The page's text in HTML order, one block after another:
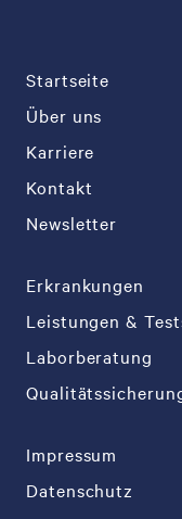
Startseite
Über uns
Karriere
Kontakt
Newsletter
Erkrankungen
Leistungen &
Laborberatung
Impressum
Datenschutz